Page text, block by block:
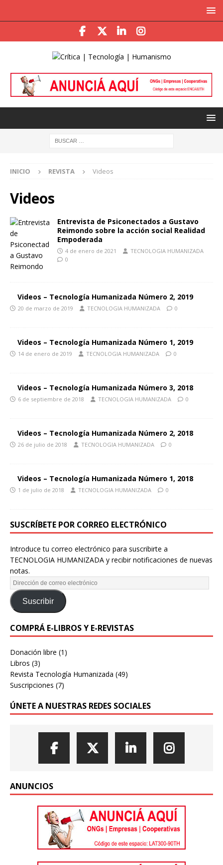
INICIO REVISTA Videos
Videos
Entrevista de Psiconectados a Gustavo
Reimondo sobre la acción social Realidad
Empoderada
4 de enero de 2021
TECNOLOGIA HUMANIZADA
0
Videos – Tecnología Humanizada Número 2, 2019
20 de marzo de 2019 TECNOLOGIA HUMANIZADA 0
Videos – Tecnología Humanizada Número 1, 2019
14 de enero de 2019 TECNOLOGIA HUMANIZADA 0
Videos – Tecnología Humanizada Número 3, 2018
6 de septiembre de 2018 TECNOLOGIA HUMANIZADA 0
Videos – Tecnología Humanizada Número 2, 2018
26 de julio de 2018 TECNOLOGIA HUMANIZADA 0
Videos – Tecnología Humanizada Número 1, 2018
1 de julio de 2018 TECNOLOGIA HUMANIZADA 0
SUSCRÍBETE POR CORREO ELECTRÓNICO
Introduce tu correo electrónico para suscribirte a
TECNOLOGIA HUMANIZADA y recibir notificaciones de nuevas
notas.
Suscribir
COMPRÁ E-LIBROS Y E-REVISTAS
Donación libre (1)
Libros (3)
Revista Tecnología Humanizada (49)
Suscripciones (7)
ÚNETE A NUESTRAS REDES SOCIALES
ANUNCIOS